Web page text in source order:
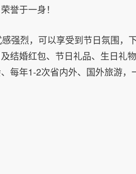
誉于一身！
强烈，可以享受到节日氛围，
结婚红包、节日礼品、生日礼
每年1-2次省内外、国外旅游，